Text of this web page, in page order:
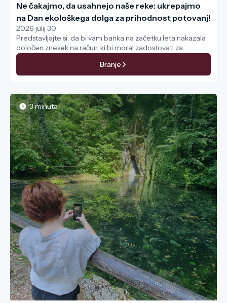
Ne čakajmo, da usahnejo naše reke: ukrepajmo
na Dan ekološkega dolga za prihodnost potovanj!
2026 julij 30
Predstavljajte si, da bi vam banka na začetku leta nakazala
določen znesek na račun, ki bi moral zadostovati za
dvanajst mesecev. Vi pa bi danes porabili še zadnji cent,
preostanek leta pa bi živeli na kredit. Točno to se zdaj
dogaja z našim planetom. Dosegli smo Dan ekološkega
obnovljive vire Zemlje, ki bi morali zadostovati za celo leto.
Posledice so že vidne: dolgotrajni vročinski valovi, rekordne
temperature in kritično nizka, zaskrbljujoča gladina Donave
so jasni znaki, da narava že kliče na pomoč.
Branje
3 minuta